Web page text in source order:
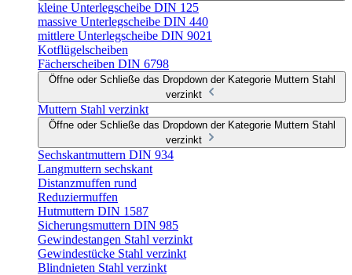
kleine Unterlegscheibe DIN 125
massive Unterlegscheibe DIN 440
mittlere Unterlegscheibe DIN 9021
Kotflügelscheiben
Fächerscheiben DIN 6798
Öffne oder Schließe das Dropdown der Kategorie Muttern Stahl
verzinkt
Muttern Stahl verzinkt
Öffne oder Schließe das Dropdown der Kategorie Muttern Stahl
verzinkt
Sechskantmuttern DIN 934
Langmuttern sechskant
Distanzmuffen rund
Reduziermuffen
Hutmuttern DIN 1587
Sicherungsmuttern DIN 985
Gewindestangen Stahl verzinkt
Gewindestücke Stahl verzinkt
Blindnieten Stahl verzinkt